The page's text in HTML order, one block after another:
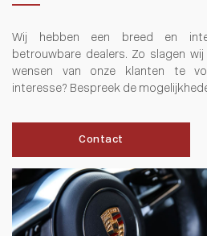
Wij hebben een breed en
betrouwbare dealers. Zo slagen
wensen van onze klanten te
interesse? Bespreek de
Contact